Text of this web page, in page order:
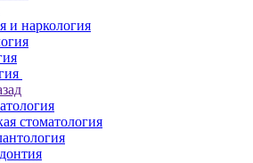
и наркология
стоматология